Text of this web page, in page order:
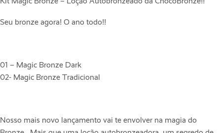
Seu bronze agora! O ano todo!!
01 – Magic Bronze Dark
02- Magic Bronze Tradicional
Nosso mais novo lançamento vai te envolver na magia do